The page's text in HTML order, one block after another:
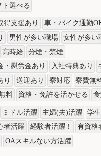
ト選べる
得支援あり 車・バイク通勤
男性が多い職場 女性が多い
高時給
分煙・禁煙
・慰労金あり
入社特典あり
り
送迎あり 寮対応
寮費無
料
資格・免許を活かせる
ミドル活躍 主婦(夫)活躍
学
者活躍
経験者活躍！
有資格
OAスキルない方活躍